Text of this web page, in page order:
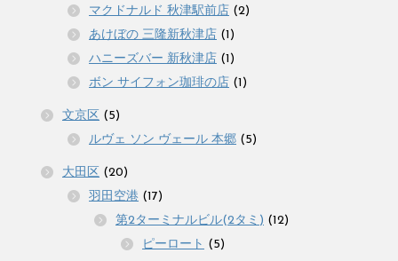
マクドナルド 秋津駅前店 (2)
あけぼの 三隆新秋津店 (1)
ハニーズバー 新秋津店 (1)
ボン サイフォン珈琲の店 (1)
文京区 (5)
ルヴェ ソン ヴェール 本郷 (5)
大田区 (20)
羽田空港 (17)
第2ターミナルビル(2タミ) (12)
ピーロート (5)